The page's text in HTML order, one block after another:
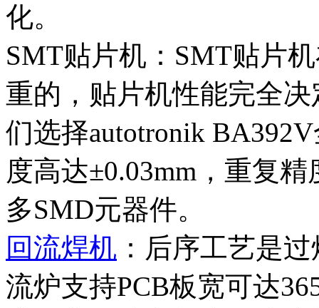
化。
SMT贴片机：SMT贴片
重的，贴片机性能完全
们选择autotronik
度高达±0.03mm，重复
多SMD元器件。
回流焊机 ：后序工艺是
流炉支持PCB板宽可达